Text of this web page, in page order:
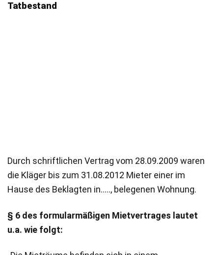
Tatbestand
Durch schriftlichen Vertrag vom 28.09.2009 waren
die Kläger bis zum 31.08.2012 Mieter einer im
Hause des Beklagten in….., belegenen Wohnung.
§ 6 des formularmäßigen Mietvertrages lautet
u.a. wie folgt: